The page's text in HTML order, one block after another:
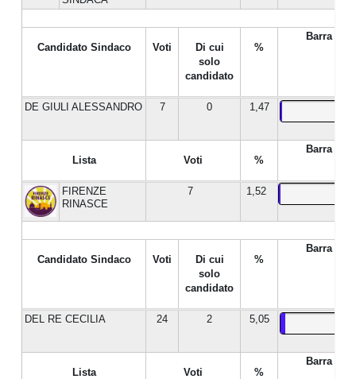
Candidato Sindaco Voti
Di cui
solo
candidato
%
Barra %
DE GIULI ALESSANDRO 7 0 1,47
Lista Voti %
Barra %
FIRENZE
RINASCE
7 1,52
Candidato Sindaco Voti
Di cui
solo
candidato
%
Barra %
DEL RE CECILIA 24 2 5,05
Lista Voti %
Barra %